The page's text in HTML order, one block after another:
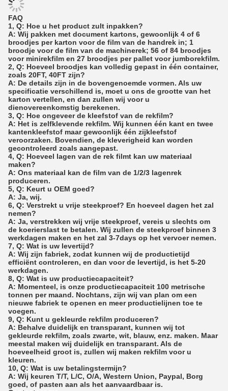
FAQ
1, Q: Hoe u het product zult inpakken?
A: Wij pakken met document kartons, gewoonlijk 4 of 6
broodjes per karton voor de film van de handrek in; 1
broodje voor de film van de machinerek; 56 of 84 broodjes
voor minirekfilm en 27 broodjes per pallet voor jumborekfilm.
2, Q: Hoeveel broodjes kan volledig gepast in één container,
zoals 20FT, 40FT zijn?
A: De details zijn in de bovengenoemde vormen. Als uw
specificatie verschillend is, moet u ons de grootte van het
karton vertellen, en dan zullen wij voor u
dienovereenkomstig berekenen.
3, Q: Hoe ongeveer de kleefstof van de rekfilm?
A: Het is zelfklevende rekfilm. Wij kunnen één kant en twee
kantenkleefstof maar gewoonlijk één zijkleefstof
veroorzaken. Bovendien, de kleverigheid kan worden
gecontroleerd zoals aangepast.
4, Q: Hoeveel lagen van de rek filmt kan uw materiaal
maken?
A: Ons materiaal kan de film van de 1/2/3 lagenrek
produceren.
5, Q: Keurt u OEM goed?
A: Ja, wij.
6, Q: Verstrekt u vrije steekproef? En hoeveel dagen het zal
nemen?
A: Ja, verstrekken wij vrije steekproef, vereis u slechts om
de koerierslast te betalen. Wij zullen de steekproef binnen 3
werkdagen maken en het zal 3-7days op het vervoer nemen.
7, Q: Wat is uw levertijd?
A: Wij zijn fabriek, zodat kunnen wij de productietijd
efficiënt controleren, en dan voor de levertijd, is het 5-20
werkdagen.
8, Q: Wat is uw productiecapaciteit?
A: Momenteel, is onze productiecapaciteit 100 metrische
tonnen per maand. Nochtans, zijn wij van plan om een
nieuwe fabriek te openen en meer productielijnen toe te
voegen.
9, Q: Kunt u gekleurde rekfilm produceren?
A: Behalve duidelijk en transparant, kunnen wij tot
gekleurde rekfilm, zoals zwarte, wit, blauw, enz. maken. Maar
meestal maken wij duidelijk en transparant. Als de
hoeveelheid groot is, zullen wij maken rekfilm voor u
kleuren.
10, Q: Wat is uw betalingstermijn?
A: Wij keuren T/T, L/C, O/A, Western Union, Paypal, Borg
goed, of pasten aan als het aanvaardbaar is.